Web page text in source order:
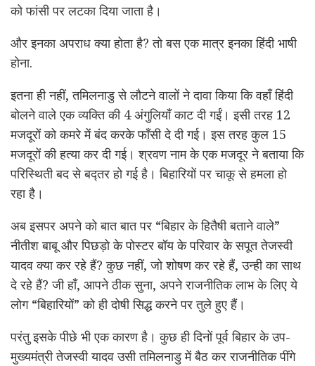
को फांसी पर लटका दिया जाता है।
और इनका अपराध क्या होता है? तो बस एक मात्र इनका हिंदी भाषी
होना.
इतना ही नहीं, तमिलनाडु से लौटने वालों ने दावा किया कि वहाँ हिंदी
बोलने वाले एक व्यक्ति की 4 अंगुलियाँ काट दी गईं। इसी तरह 12
मजदूरों को कमरे में बंद करके फाँसी दे दी गई। इस तरह कुल 15
मजदूरों की हत्या कर दी गई। श्रवण नाम के एक मजदूर ने बताया कि
परिस्थिती बद से बद्तर हो गई है। बिहारियों पर चाकू से हमला हो
रहा है।
अब इसपर अपने को बात बात पर “बिहार के हितैषी बताने वाले”
नीतीश बाबू और पिछड़ो के पोस्टर बॉय के परिवार के सपूत तेजस्वी
यादव क्या कर रहे हैं? कुछ नहीं, जो शोषण कर रहे हैं, उन्ही का साथ
दे रहे हैं? जी हाँ, आपने ठीक सुना, अपने राजनीतिक लाभ के लिए ये
लोग “बिहारियों” को ही दोषी सिद्ध करने पर तुले हुए हैं।
परंतु इसके पीछे भी एक कारण है। कुछ ही दिनों पूर्व बिहार के उप-
मुख्यमंत्री तेजस्वी यादव उसी तमिलनाडु में बैठ कर राजनीतिक पींगे